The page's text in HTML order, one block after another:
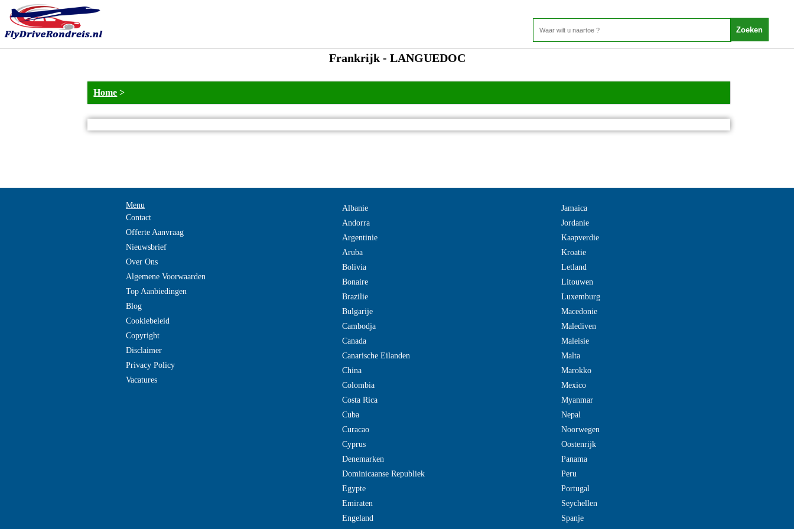
Frankrijk - LANGUEDOC
Home >
Menu
Contact
Offerte Aanvraag
Nieuwsbrief
Over Ons
Algemene Voorwaarden
Top Aanbiedingen
Blog
Cookiebeleid
Copyright
Disclaimer
Privacy Policy
Vacatures
Albanie
Andorra
Argentinie
Aruba
Bolivia
Bonaire
Brazilie
Bulgarije
Cambodja
Canada
Canarische Eilanden
China
Colombia
Costa Rica
Cuba
Curacao
Cyprus
Denemarken
Dominicaanse Republiek
Egypte
Emiraten
Engeland
Jamaica
Jordanie
Kaapverdie
Kroatie
Letland
Litouwen
Luxemburg
Macedonie
Malediven
Maleisie
Malta
Marokko
Mexico
Myanmar
Nepal
Noorwegen
Oostenrijk
Panama
Peru
Portugal
Seychellen
Spanje